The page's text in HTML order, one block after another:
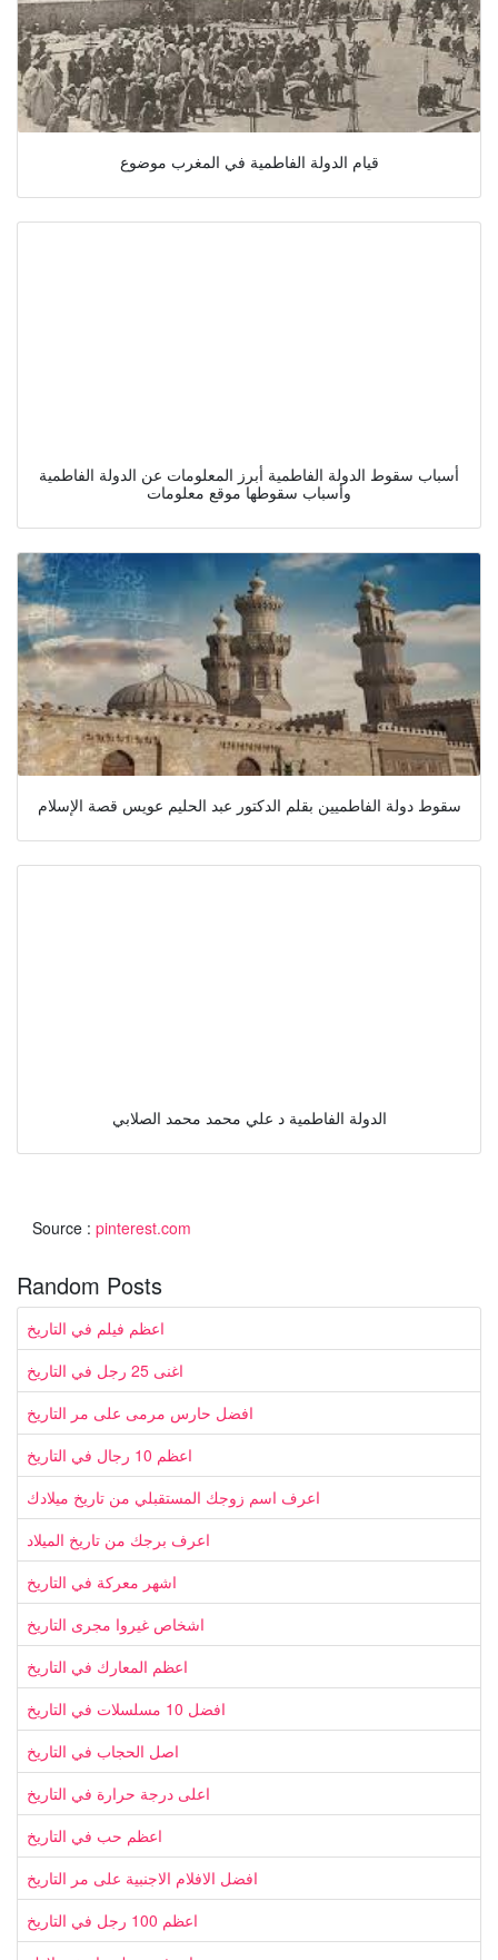
قيام الدولة الفاطمية في المغرب موضوع
أسباب سقوط الدولة الفاطمية أبرز المعلومات عن الدولة الفاطمية
وأسباب سقوطها موقع معلومات
سقوط دولة الفاطميين بقلم الدكتور عبد الحليم عويس قصة الإسلام
الدولة الفاطمية د علي محمد محمد الصلابي
Source : pinterest.com
Random Posts
اعظم فيلم في التاريخ
اغنى 25 رجل في التاريخ
افضل حارس مرمى على مر التاريخ
اعظم 10 رجال في التاريخ
اعرف اسم زوجك المستقبلي من تاريخ ميلادك
اعرف برجك من تاريخ الميلاد
اشهر معركة في التاريخ
اشخاص غيروا مجرى التاريخ
اعظم المعارك في التاريخ
افضل 10 مسلسلات في التاريخ
اصل الحجاب في التاريخ
اعلى درجة حرارة في التاريخ
اعظم حب في التاريخ
افضل الافلام الاجنبية على مر التاريخ
اعظم 100 رجل في التاريخ